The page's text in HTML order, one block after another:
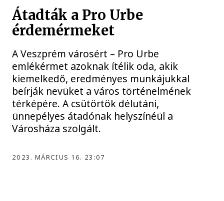
Átadták a Pro Urbe
érdemérmeket
A Veszprém városért – Pro Urbe
emlékérmet azoknak ítélik oda, akik
kiemelkedő, eredményes munkájukkal
beírják nevüket a város történelmének
térképére. A csütörtök délutáni,
ünnepélyes átadónak helyszínéül a
Városháza szolgált.
2023. MÁRCIUS 16. 23:07